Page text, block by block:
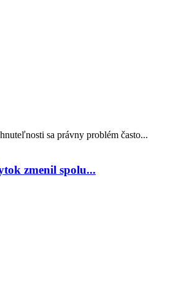
sa právny problém často...
zmenil spolu...